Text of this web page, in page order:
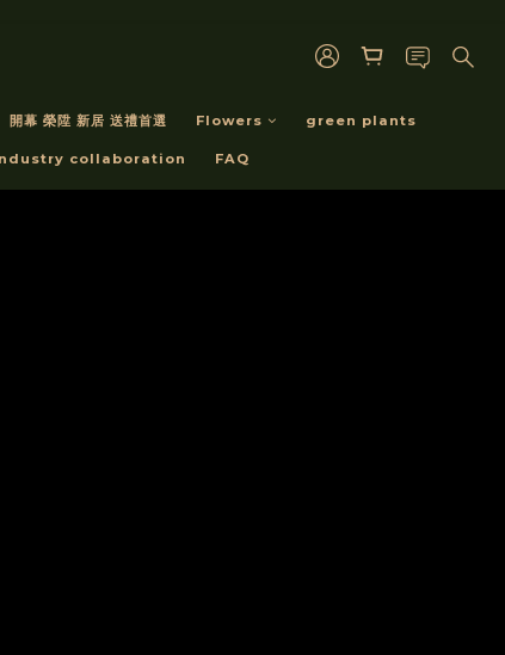
開幕 榮陞 新居 送禮首選 Flowers green plants
collaboration FAQ